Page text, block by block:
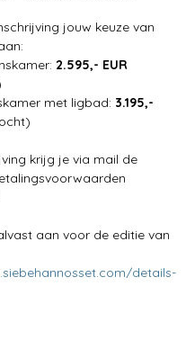
jouw keuze van
2.595,- EUR
met ligbad: 3.195,-
krijg je via mail de
aan voor de editie van
details-